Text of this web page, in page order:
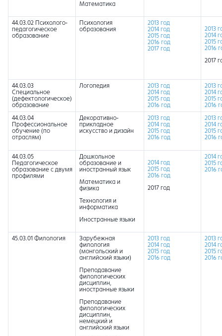
Математика
44.03.02 Психолого-
педагогическое
образование
Психология
образования
2013 год
2014 год
2015 год
2016 год
2017 год
2013
2014
2015
2016
2017
44.03.03
Специальное
(дефектологическое)
образование
Логопедия
2013 год
2014 год
2015 год
2016 год
2013
2014
2015
2016
44.03.04
Профессиональное
обучение (по
отраслям)
Декоративно-
прикладное
искусство и дизайн
2013 год
2014 год
2015 год
2016 год
2013
2014
2015
2016
44.03.05
Педагогическое
образование с двумя
профилями
Дошкольное
образование и
иностранный язык
Математика и
физика
Технология и
информатика
Иностранные языки
2014 год
2015 год
2016 год
2017 год
2014
2015
2016
45.03.01 Филология
Зарубежная
филология
(монгольский и
английский языки)
Преподавание
филологических
дисциплин,
иностранные языки
Преподавание
филологических
дисциплин,
немецкий и
английский языки
2013 год
2014 год
2015 год
2016 год
2013
2014
2015
2016